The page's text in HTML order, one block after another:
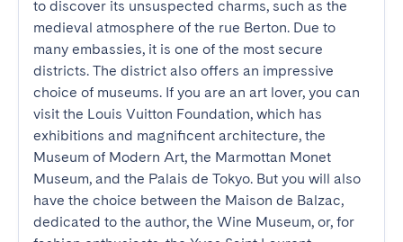
to discover its unsuspected charms, such as the
medieval atmosphere of the rue Berton. Due to
many embassies, it is one of the most secure
districts. The district also offers an impressive
choice of museums. If you are an art lover, you can
visit the Louis Vuitton Foundation, which has
exhibitions and magnificent architecture, the
Museum of Modern Art, the Marmottan Monet
Museum, and the Palais de Tokyo. But you will also
have the choice between the Maison de Balzac,
dedicated to the author, the Wine Museum, or, for